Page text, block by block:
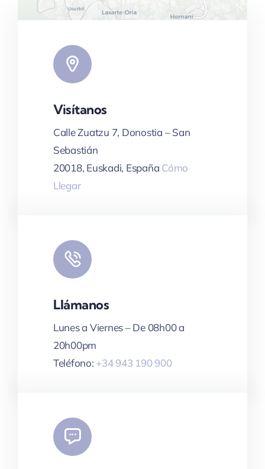
|Map tiles byCARTO
OpenStreetMap, under ODbL.
Visítanos
Calle Zuatzu 7, Donostia – San
Sebastián
20018, Euskadi, España Cómo
Llegar
Llámanos
Lunes a Viernes – De 08h00 a
20h00pm
Teléfono: +34 943 190 900